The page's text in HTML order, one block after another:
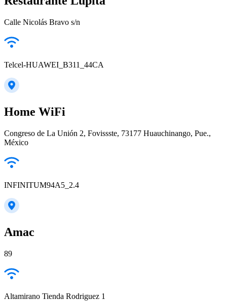
Calle Nicolás Bravo s/n
Telcel-HUAWEI_B311_44CA
Home WiFi
Congreso de La Unión 2, Fovissste, 73177 Huauchinango, Pue.,
México
INFINITUM94A5_2.4
Amac
89
Altamirano Tienda Rodriguez 1